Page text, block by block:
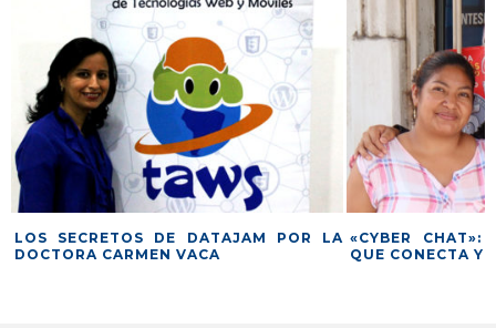
LOS SECRETOS DE DATAJAM POR LA
DOCTORA CARMEN VACA
«CYBER CHAT»:
QUE CONECTA Y